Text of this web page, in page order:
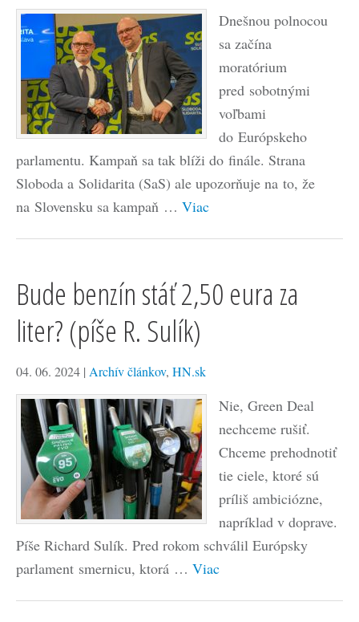
Dnešnou polnocou
sa začína
moratórium
pred sobotnými
voľbami
do Európskeho
parlamentu. Kampaň sa tak blíži do finále. Strana
Sloboda a Solidarita (SaS) ale upozorňuje na to, že
na Slovensku sa kampaň … Viac
Bude benzín stáť 2,50 eura za
liter? (píše R. Sulík)
04. 06. 2024 | Archív článkov, HN.sk
Nie, Green Deal
nechceme rušiť.
Chceme prehodnotiť
tie ciele, ktoré sú
príliš ambiciózne,
napríklad v doprave.
Píše Richard Sulík. Pred rokom schválil Európsky
parlament smernicu, ktorá … Viac